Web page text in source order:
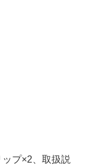
プ×2、取扱説